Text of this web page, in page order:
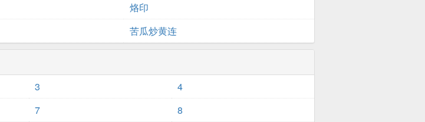
烙印
苦瓜炒黄连
3
4
7
8